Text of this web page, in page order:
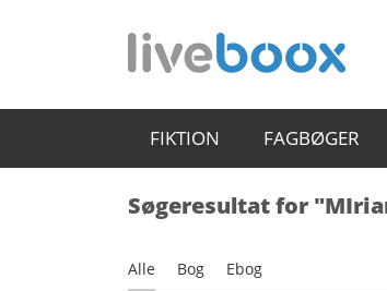
FIKTION FAGBØGER
Søgeresultat for
Alle Bog Ebog